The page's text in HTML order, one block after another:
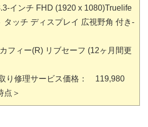
インチ FHD (1920 x 1080)Truelife
タッチ ディスプレイ 広視野角 付き-
フィー(R) リブセーフ (12ヶ月間更
り修理サービス価格： 119,980
＞